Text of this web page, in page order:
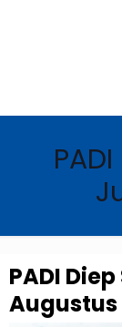
PADI
Augustus